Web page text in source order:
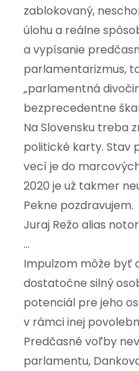
zablokovaný,
úlohu a reálne
a vypísanie
parlamentarizmus,
„parlamentná
bezprecedentne
Na Slovensku treba
politické karty. Stav
vecí je do
2020 je už takmer
Pekne pozdravujem.
Juraj Režo alias
…
Impulzom môže byť
dostatočne silný
potenciál pre jeho
v rámci inej
Predčasné voľby
parlamentu,